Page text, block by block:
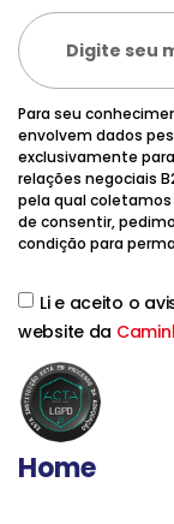
Para seu
envolvem dados
exclusivamente
relações negociais
pela qual
de consentir,
condição para
Li e aceito o
website da
Home